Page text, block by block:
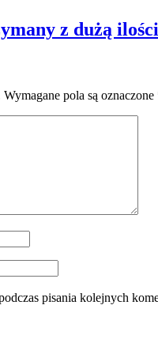
z dużą
Wymagane pola są oznaczone
pisania kolejnych